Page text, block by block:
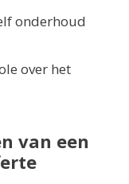
onderhoud
over het
van een